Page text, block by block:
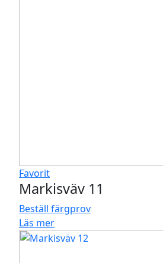
Favorit
Markisväv 11
Beställ färgprov
Läs mer